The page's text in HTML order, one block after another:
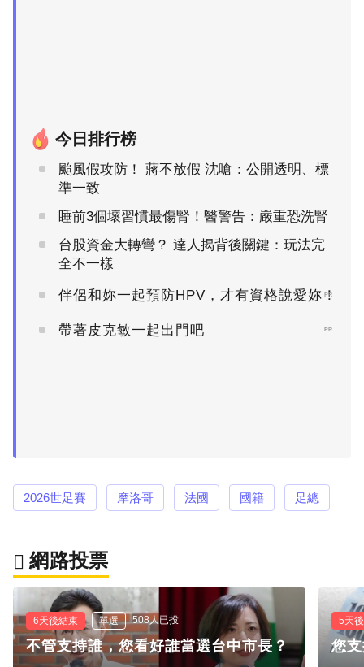
今日排行榜
颱風假攻防！ 蔣不放假 沈嗆：公開透明、標
準一致
睡前3個壞習慣最傷腎！醫警告：嚴重恐洗腎
台股資金大轉彎？ 達人揭背後關鍵：玩法完
全不一樣
伴侶和妳一起預防HPV，才有資格說愛妳！
PR
帶著皮克敏一起出門吧 PR
2026世足賽 摩洛哥 法國 國籍 足總
網路投票
6天後結束 單選 508人已投
不管支持誰，您看好誰當選台中市長？
5天
您